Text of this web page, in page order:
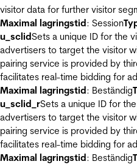
visitor data for further visitor
Maximal lagringstid: Session
u_sclidSets a unique ID for the
advertisers to target the visitor
pairing service is provided by
facilitates real-time bidding for
Maximal lagringstid: Beständig
u_sclid_rSets a unique ID for
advertisers to target the visitor
pairing service is provided by
facilitates real-time bidding for
Maximal lagringstid: Beständig